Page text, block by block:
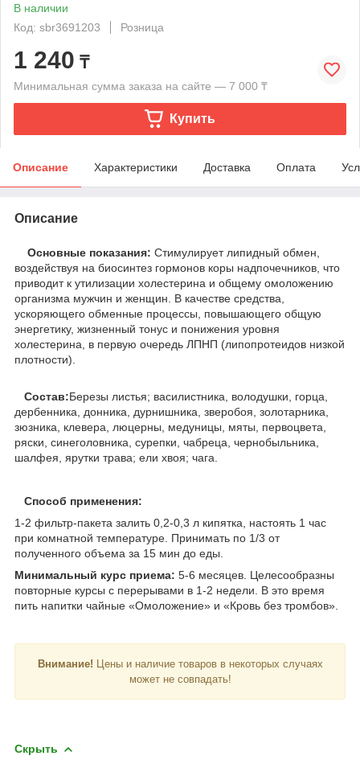
В наличии
Код: sbr3691203
Розница
1 240 ₸
Минимальная сумма заказа на сайте — 7 000 ₸
Купить
Описание Характеристики Доставка Оплата
Описание
Основные показания: Стимулирует липидный обмен,
воздействуя на биосинтез гормонов коры надпочечников, что
приводит к утилизации холестерина и общему омоложению
организма мужчин и женщин. В качестве средства,
ускоряющего обменные процессы, повышающего общую
энергетику, жизненный тонус и понижения уровня
холестерина, в первую очередь ЛПНП (липопротеидов низкой
плотности).
Состав:Березы листья; василистника, володушки, горца,
дербенника, донника, дурнишника, зверобоя, золотарника,
зюзника, клевера, люцерны, медуницы, мяты, первоцвета,
ряски, синеголовника, сурепки, чабреца, чернобыльника,
шалфея, ярутки трава; ели хвоя; чага.
Способ применения:
1-2 фильтр-пакета залить 0,2-0,3 л кипятка, настоять 1 час
при комнатной температуре. Принимать по 1/3 от
полученного объема за 15 мин до еды.
Минимальный курс приема: 5-6 месяцев. Целесообразны
повторные курсы с перерывами в 1-2 недели. В это время
пить напитки чайные «Омоложение» и «Кровь без тромбов».
Внимание! Цены и наличие товаров в некоторых случаях
может не совпадать!
Скрыть